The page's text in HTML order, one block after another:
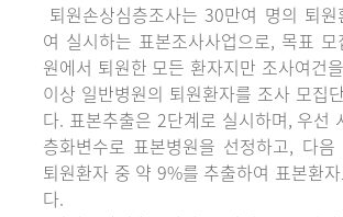
퇴원손상심층조사는 30만여 명의 퇴
여 실시하는 표본조사사업으로, 목표
원에서 퇴원한 모든 환자지만 조사여건
이상 일반병원의 퇴원환자를 조사 모집
다. 표본추출은 2단계로 실시하며, 우선
층화변수로 표본병원을 선정하고, 다음
퇴원환자 중 약 9%를 추출하여 표본환
다.